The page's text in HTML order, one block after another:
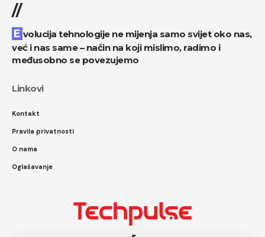
//
Evolucija tehnologije ne mijenja samo svijet oko nas,
već i nas same – način na koji mislimo, radimo i
međusobno se povezujemo
Linkovi
Kontakt
Pravila privatnosti
O nama
Oglašavanje